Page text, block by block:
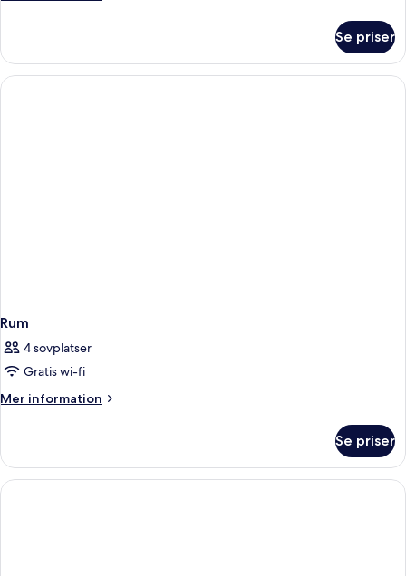
(Airport
View)
Se priser
Rum
4 sovplatser
Gratis wi-fi
Mer information
Mer
Se priser